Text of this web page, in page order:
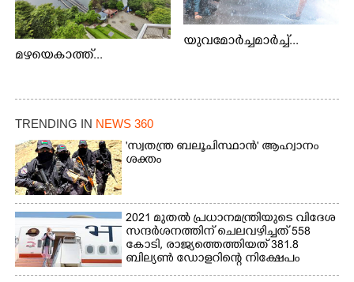
മഴയെകാത്ത്...
യുവമോർച്ചമാർച്ച്...
TRENDING IN NEWS 360
'സ്വതന്ത്ര ബലൂചിസ്ഥാൻ' ആഹ്വാനം
ശക്തം
2021 മുതൽ പ്രധാനമന്ത്രിയുടെ വിദേശ
സന്ദർശനത്തിന് ചെലവഴിച്ചത് 558
കോടി, രാജ്യത്തെത്തിയത് 381.8
ബില്യൺ ഡോളറിന്റെ നിക്ഷേപം